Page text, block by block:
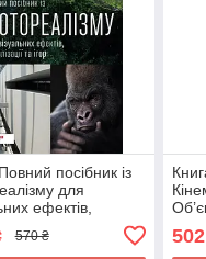
посібник із
для
ефектів,
та ігор 336229
570 ₴ 502